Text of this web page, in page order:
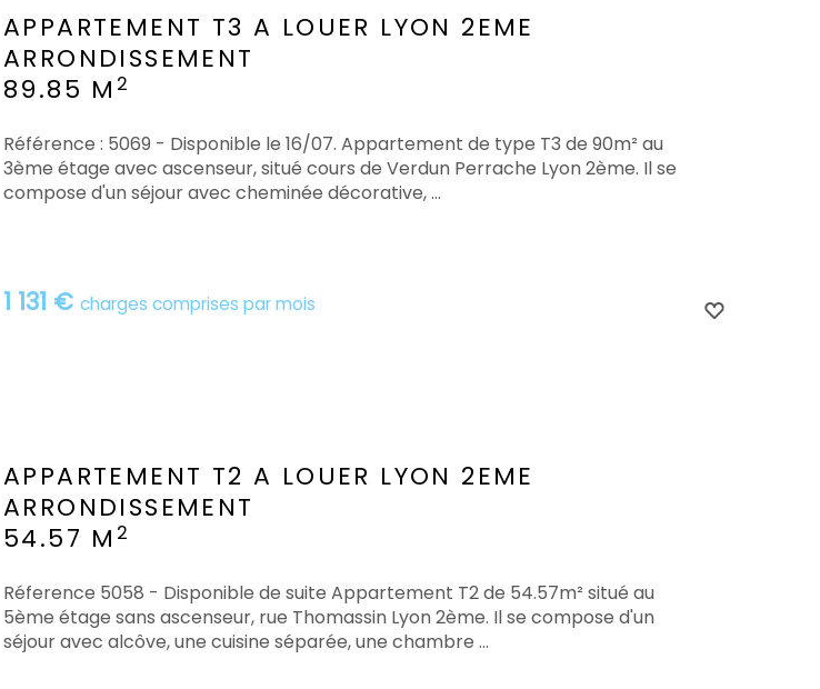
APPARTEMENT T3 A LOUER LYON 2EME
ARRONDISSEMENT
89.85 M 2
1 131 € charges comprises par mois
Référence : 5069 - Disponible le 16/07. Appartement de type T3 de 90m² au
3ème étage avec ascenseur, situé cours de Verdun Perrache Lyon 2ème. Il se
compose d'un séjour avec cheminée décorative, ...
APPARTEMENT T2 A LOUER LYON 2EME
ARRONDISSEMENT
54.57 M 2
Réference 5058 - Disponible de suite Appartement T2 de 54.57m² situé au
5ème étage sans ascenseur, rue Thomassin Lyon 2ème. Il se compose d'un
séjour avec alcôve, une cuisine séparée, une chambre ...